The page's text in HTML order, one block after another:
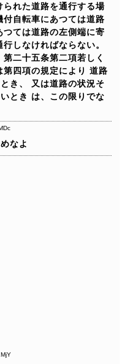
られた道路を通行する場
付自転車にあつては道路
つては道路の左側端に寄
しなければならない。
第二十五条第二項若しく
四項の規定により 道路
き、
又は道路の状況そ
とき は、この限りでな
なよ